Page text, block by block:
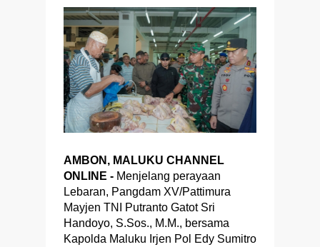
AMBON, MALUKU CHANNEL
ONLINE - Menjelang perayaan
Lebaran, Pangdam XV/Pattimura
Mayjen TNI Putranto Gatot Sri
Handoyo, S.Sos., M.M., bersama
Kapolda Maluku Irjen Pol Edy Sumitro